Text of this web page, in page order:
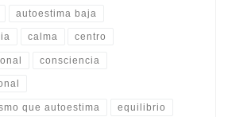
autoestima baja
calma centro
consciencia
que autoestima equilibrio